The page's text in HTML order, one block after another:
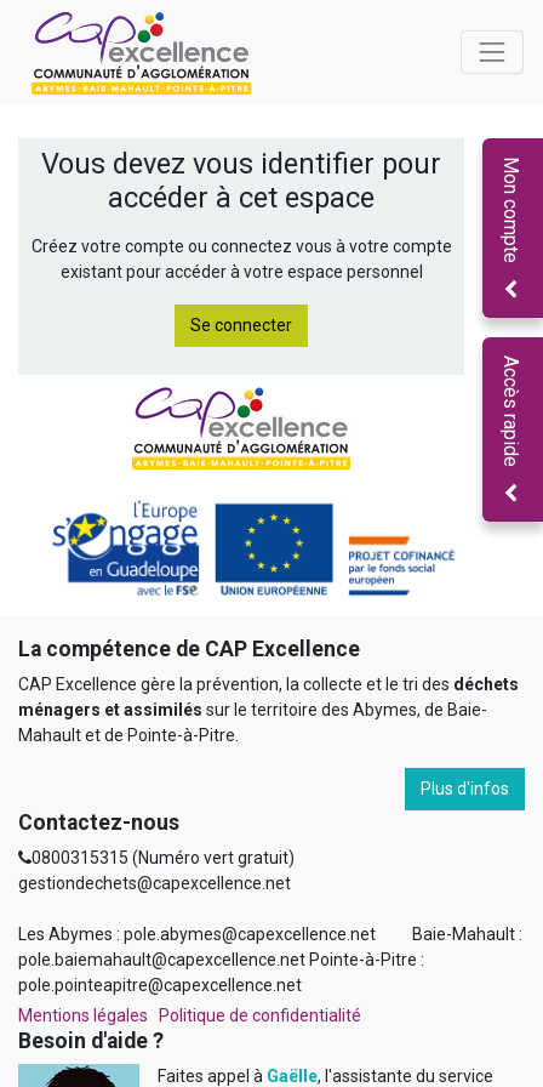
Mon compte
Accès rapide
Vous devez vous identifier pour
accéder à cet espace
Créez votre compte ou connectez vous à votre compte
existant pour accéder à votre espace personnel
Se connecter
La compétence de CAP Excellence
CAP Excellence gère la prévention, la collecte et le tri des déchets
ménagers et assimilés sur le territoire des Abymes, de Baie-
Mahault et de Pointe-à-Pitre.
Plus d'infos
Contactez-nous
0800315315 (Numéro vert gratuit)
gestiondechets@capexcellence.net
Les Abymes : pole.abymes@capexcellence.net Baie-Mahault :
pole.baiemahault@capexcellence.net Pointe-à-Pitre :
pole.pointeapitre@capexcellence.net
Mentions légales
Politique de confidentialité
Besoin d'aide ?
Faites appel à Gaëlle, l'assistante du service